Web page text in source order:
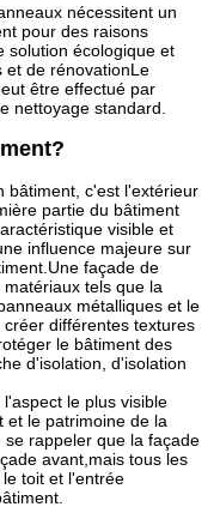
nécessitent un
pour des raisons
solution écologique et
et de rénovationLe
être effectué par
nettoyage standard.
bâtiment, c'est l'extérieur
partie du bâtiment
visible et
influence majeure sur
façade de
tels que la
métalliques et le
différentes textures
le bâtiment des
d'isolation, d'isolation
le plus visible
et le patrimoine de la
rappeler que la façade
avant,mais tous les
toit et l'entrée